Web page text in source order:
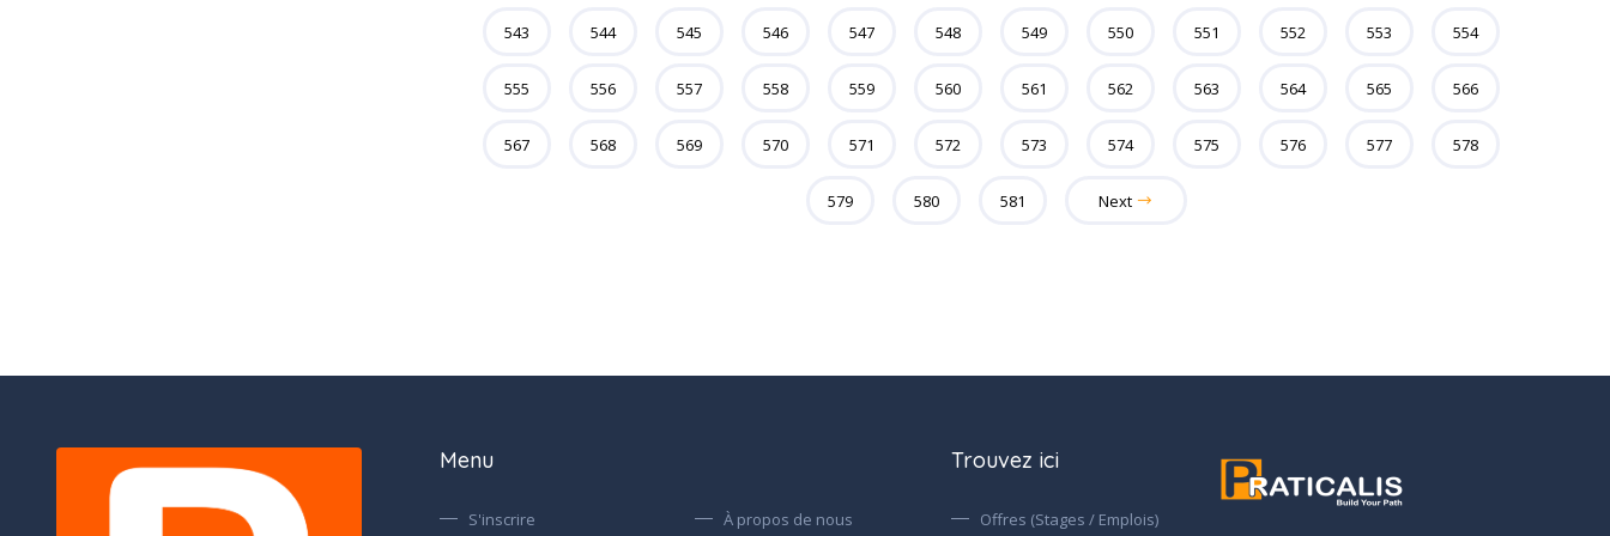
543 544 545 546 547 548 549 550 551 552 553 554
555 556 557 558 559 560 561 562 563 564 565 566
567 568 569 570 571 572 573 574 575 576 577 578
579 580 581 Next
Menu
S'inscrire À propos de nous
Trouvez ici
Offres (Stages / Emplois)